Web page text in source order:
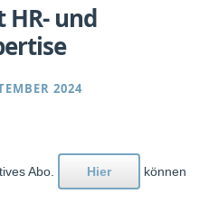
und
2024
Abo.
Hier
können